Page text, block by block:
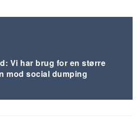
Vi har brug for en større
mod social dumping